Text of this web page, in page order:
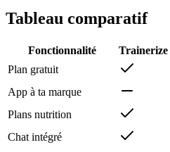
Tableau comparatif
Fonctionnalité Trainerize
Plan gratuit
App à ta marque
Plans nutrition
Chat intégré